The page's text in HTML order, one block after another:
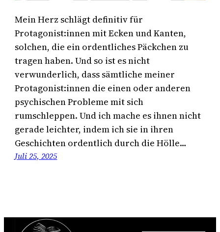
Mein Herz schlägt definitiv für
Protagonist:innen mit Ecken und Kanten,
solchen, die ein ordentliches Päckchen zu
tragen haben. Und so ist es nicht
verwunderlich, dass sämtliche meiner
Protagonist:innen die einen oder anderen
psychischen Probleme mit sich
rumschleppen. Und ich mache es ihnen nicht
gerade leichter, indem ich sie in ihren
Geschichten ordentlich durch die Hölle…
Juli 25, 2025